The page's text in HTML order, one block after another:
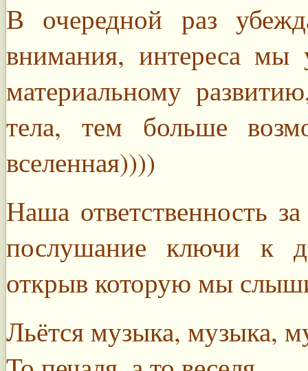
В очередной раз
внимания, интереса мы
материальному
тела, тем больше
вселенная))))
Наша ответственность
послушание ключи к
открыв которую мы
Льётся музыка, музыка,